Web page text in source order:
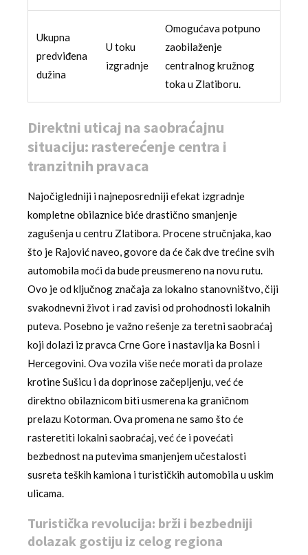
Ukupna
predviđena
dužina
U toku
izgradnje
Omogućava potpuno
zaobilaženje
centralnog kružnog
toka u Zlatiboru.
Direktni uticaj na saobraćajnu
situaciju: rasterećenje centra i
tranzitnih pravaca
Najočigledniji i najneposredniji efekat izgradnje
kompletne obilaznice biće drastično smanjenje
zagušenja u centru Zlatibora. Procene stručnjaka, kao
što je Rajović naveo, govore da će čak dve trećine svih
automobila moći da bude preusmereno na novu rutu.
Ovo je od ključnog značaja za lokalno stanovništvo, čiji
svakodnevni život i rad zavisi od prohodnosti lokalnih
puteva. Posebno je važno rešenje za teretni saobraćaj
koji dolazi iz pravca Crne Gore i nastavlja ka Bosni i
Hercegovini. Ova vozila više neće morati da prolaze
krotine Sušicu i da doprinose začepljenju, već će
direktno obilaznicom biti usmerena ka graničnom
prelazu Kotorman. Ova promena ne samo što će
rasteretiti lokalni saobraćaj, već će i povećati
bezbednost na putevima smanjenjem učestalosti
susreta teških kamiona i turističkih automobila u uskim
ulicama.
Turistička revolucija: brži i bezbedniji
dolazak gostiju iz celog regiona